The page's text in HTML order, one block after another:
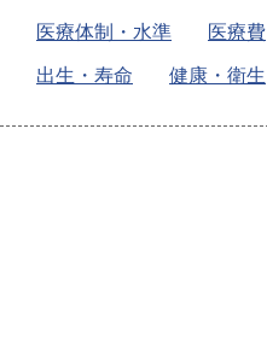
医療体制・水準
医療費
出生・寿命
健康・衛生